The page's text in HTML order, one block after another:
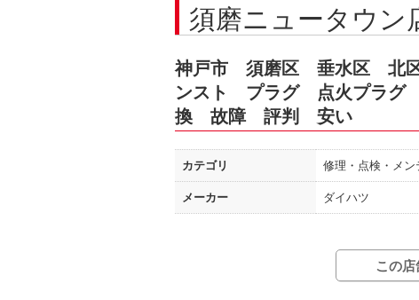
須磨ニュータウン
神戸市 須磨区 垂水区 北
ンスト プラグ 点火プラ
換 故障 評判 安い
カテゴリ 修理・点検・メン
メーカー ダイハツ
この